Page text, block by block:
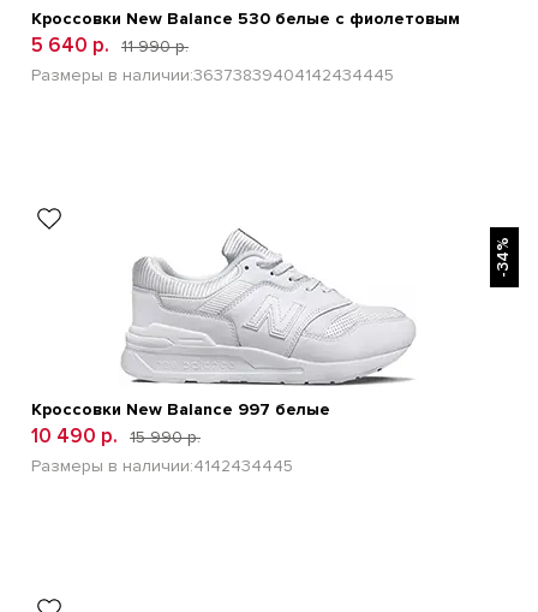
Кроссовки New Balance 530 белые с фиолетовым
5 640 р.
11 990 р.
Размеры в наличии:36373839404142434445
-34%
Кроссовки New Balance 997 белые
10 490 р.
15 990 р.
Размеры в наличии:4142434445